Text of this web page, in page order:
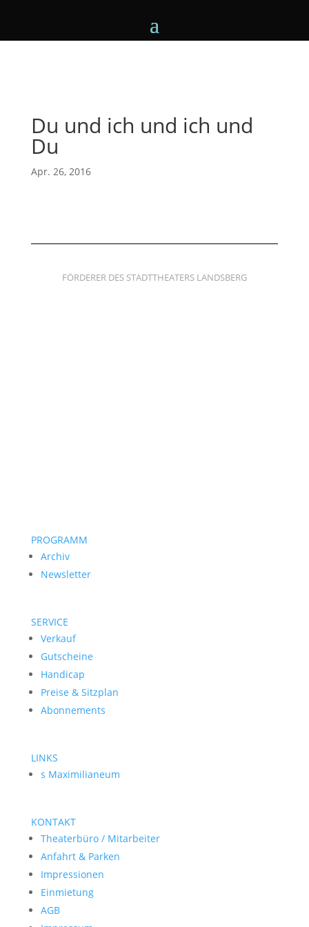
Du und ich und ich und
Du
Apr. 26, 2016
FÖRDERER DES STADTTHEATERS LANDSBERG
PROGRAMM
Archiv
Newsletter
SERVICE
Verkauf
Gutscheine
Handicap
Preise & Sitzplan
Abonnements
LINKS
s Maximilianeum
KONTAKT
Theaterbüro / Mitarbeiter
Anfahrt & Parken
Impressionen
Einmietung
AGB